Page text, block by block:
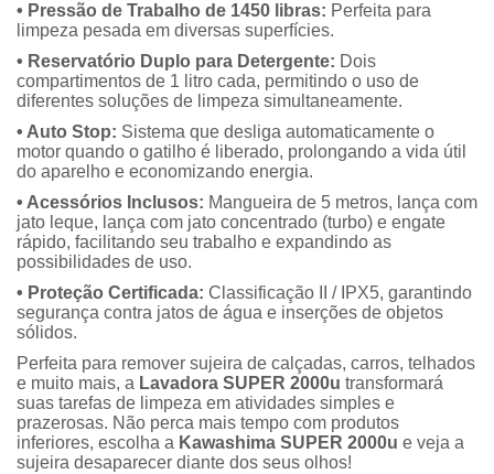
• Pressão de Trabalho de 1450 libras: Perfeita para
limpeza pesada em diversas superfícies.
• Reservatório Duplo para Detergente: Dois
compartimentos de 1 litro cada, permitindo o uso de
diferentes soluções de limpeza simultaneamente.
• Auto Stop: Sistema que desliga automaticamente o
motor quando o gatilho é liberado, prolongando a vida útil
do aparelho e economizando energia.
• Acessórios Inclusos: Mangueira de 5 metros, lança com
jato leque, lança com jato concentrado (turbo) e engate
rápido, facilitando seu trabalho e expandindo as
possibilidades de uso.
• Proteção Certificada: Classificação II / IPX5, garantindo
segurança contra jatos de água e inserções de objetos
sólidos.
Perfeita para remover sujeira de calçadas, carros, telhados
e muito mais, a Lavadora SUPER 2000u transformará
suas tarefas de limpeza em atividades simples e
prazerosas. Não perca mais tempo com produtos
inferiores, escolha a Kawashima SUPER 2000u e veja a
sujeira desaparecer diante dos seus olhos!